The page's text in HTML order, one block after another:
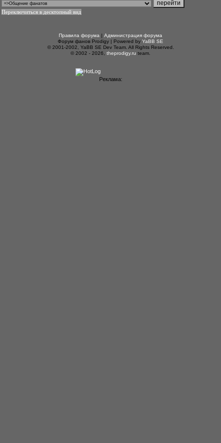
Переключиться в десктопный вид
Правила форума | Администрация форума
Форум фанов Prodigy | Powered by YaBB SE
© 2001-2002, YaBB SE Dev Team. All Rights Reserved.
© 2002 - 2026, theprodigy.ru team.
Реклама: